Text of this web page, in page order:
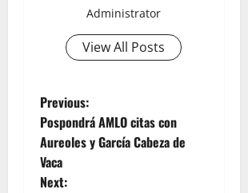
Administrator
View All Posts
P
o
s
Previous:
Pospondrá AMLO citas con
Aureoles y García Cabeza de
Vaca
Next: